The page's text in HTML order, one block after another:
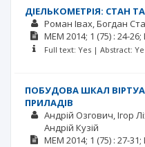
ДІЕЛЬКОМЕТРІЯ: СТАН
Роман Івах Богдан
MEM 2014; 1 (75) : 24-26;
Full text: Yes | Abstract:
ПОБУДОВА ШКАЛ
ПРИЛАДІВ
Андрій Озгович Ігор
Андрій Кузій
MEM 2014; 1 (75) : 27-31;